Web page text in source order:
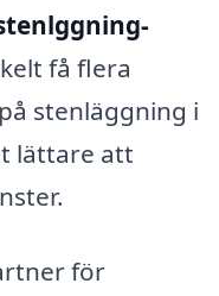
få flera
stenläggning i
lättare att
för